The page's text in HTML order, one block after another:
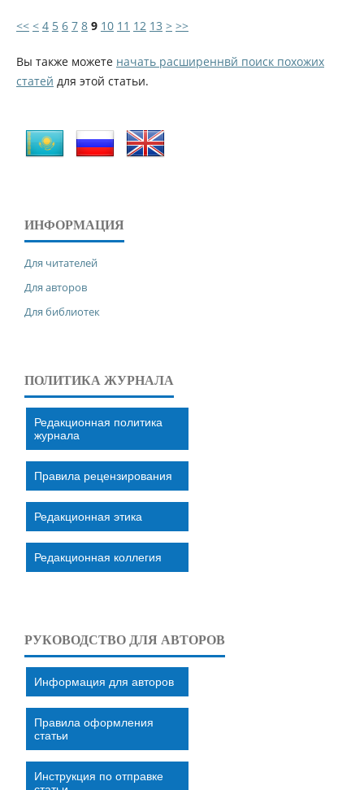
<< < 4 5 6 7 8 9 10 11 12 13 > >>
Вы также можете начать расширеннвй поиск похожих
статей для этой статьи.
ИНФОРМАЦИЯ
Для читателей
Для авторов
Для библиотек
ПОЛИТИКА ЖУРНАЛА
Редакционная политика
журнала
Правила рецензирования
Редакционная этика
Редакционная коллегия
РУКОВОДСТВО ДЛЯ АВТОРОВ
Информация для авторов
Правила оформления
статьи
Инструкция по отправке